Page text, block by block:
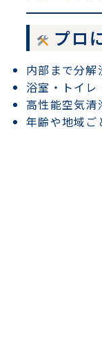
プロ
内部まで分
浴室・トイレ
高性能空気清
年齢や地域ご